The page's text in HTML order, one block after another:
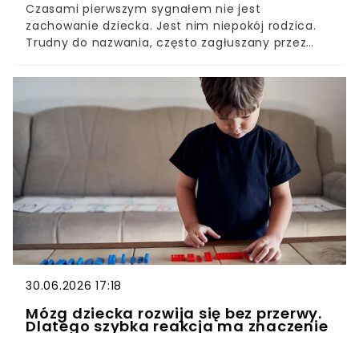
Czasami pierwszym sygnałem nie jest
zachowanie dziecka. Jest nim niepokój rodzica.
Trudny do nazwania, często zagłuszany przez
więcej specjalistów podkreśla jednak, że warto go
30.06.2026 17:18
Mózg dziecka rozwija się bez przerwy.
Dlatego szybka reakcja ma znaczenie